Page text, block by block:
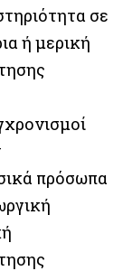
σε
ή μερική
πρόσωπα